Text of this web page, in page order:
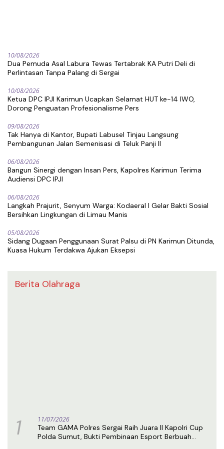
10/08/2026
Dua Pemuda Asal Labura Tewas Tertabrak KA Putri Deli di
Perlintasan Tanpa Palang di Sergai
10/08/2026
Ketua DPC IPJI Karimun Ucapkan Selamat HUT ke-14 IWO,
Dorong Penguatan Profesionalisme Pers
09/08/2026
Tak Hanya di Kantor, Bupati Labusel Tinjau Langsung
Pembangunan Jalan Semenisasi di Teluk Panji II
06/08/2026
Bangun Sinergi dengan Insan Pers, Kapolres Karimun Terima
Audiensi DPC IPJI
06/08/2026
Langkah Prajurit, Senyum Warga: Kodaeral I Gelar Bakti Sosial
Bersihkan Lingkungan di Limau Manis
05/08/2026
Sidang Dugaan Penggunaan Surat Palsu di PN Karimun Ditunda,
Kuasa Hukum Terdakwa Ajukan Eksepsi
Berita Olahraga
1 11/07/2026
Team GAMA Polres Sergai Raih Juara II Kapolri Cup
Polda Sumut, Bukti Pembinaan Esport Berbuah